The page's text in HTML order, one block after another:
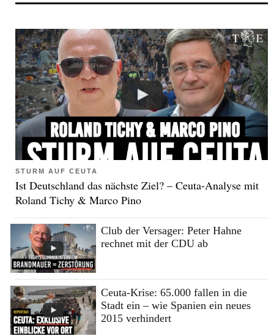
STURM AUF CEUTA
Ist Deutschland das nächste Ziel? – Ceuta-Analyse mit
Roland Tichy & Marco Pino
Club der Versager: Peter Hahne
rechnet mit der CDU ab
Ceuta-Krise: 65.000 fallen in die
Stadt ein – wie Spanien ein neues
2015 verhindert